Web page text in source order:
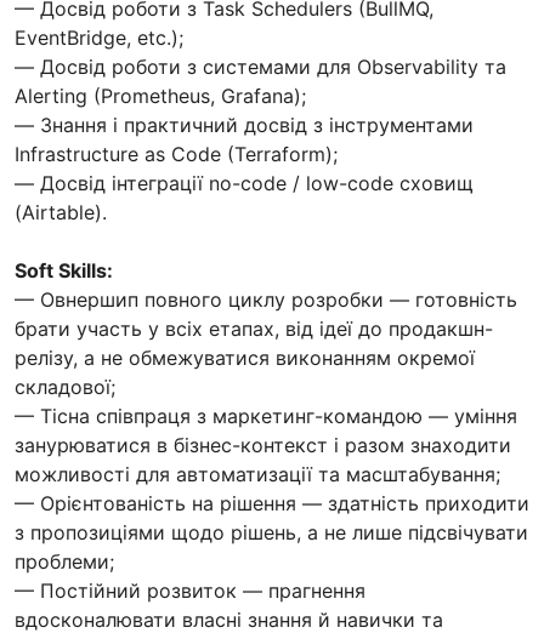
— Досвід роботи з Task Schedulers (BullMQ,
EventBridge, etc.);
— Досвід роботи з системами для Observability та
Alerting (Prometheus, Grafana);
— Знання і практичний досвід з інструментами
Infrastructure as Code (Terraform);
— Досвід інтеграції no-code / low-code сховищ
(Airtable).
Soft Skills:
— Овнершип повного циклу розробки — готовність
брати участь у всіх етапах, від ідеї до продакшн-
релізу, а не обмежуватися виконанням окремої
складової;
— Тісна співпраця з маркетинг-командою — уміння
занурюватися в бізнес-контекст і разом знаходити
можливості для автоматизації та масштабування;
— Орієнтованість на рішення — здатність приходити
з пропозиціями щодо рішень, а не лише підсвічувати
проблеми;
— Постійний розвиток — прагнення
вдосконалювати власні знання й навички та